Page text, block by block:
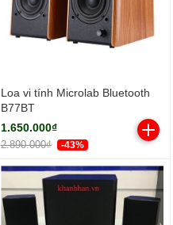
Loa vi tính Microlab Bluetooth
B77BT
1.650.000₫
2.890.000₫ -43%